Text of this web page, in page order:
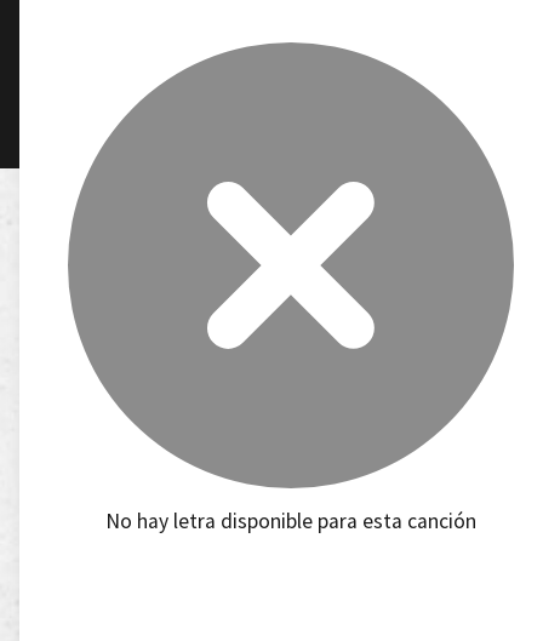
No hay letra disponible para esta canción